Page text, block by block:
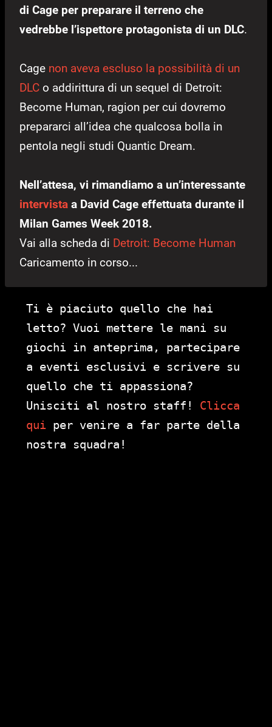
di Cage per preparare il terreno che
vedrebbe l’ispettore protagonista di un DLC.
Cage non aveva escluso la possibilità di un
DLC o addirittura di un sequel di Detroit:
Become Human, ragion per cui dovremo
prepararci all’idea che qualcosa bolla in
pentola negli studi Quantic Dream.
Nell’attesa, vi rimandiamo a un’interessante
intervista a David Cage effettuata durante il
Milan Games Week 2018.
Vai alla scheda di Detroit: Become Human
Caricamento in corso...
Ti è piaciuto quello che hai
letto? Vuoi mettere le mani su
giochi in anteprima, partecipare
a eventi esclusivi e scrivere su
quello che ti appassiona?
Unisciti al nostro staff! Clicca
qui per venire a far parte della
nostra squadra!